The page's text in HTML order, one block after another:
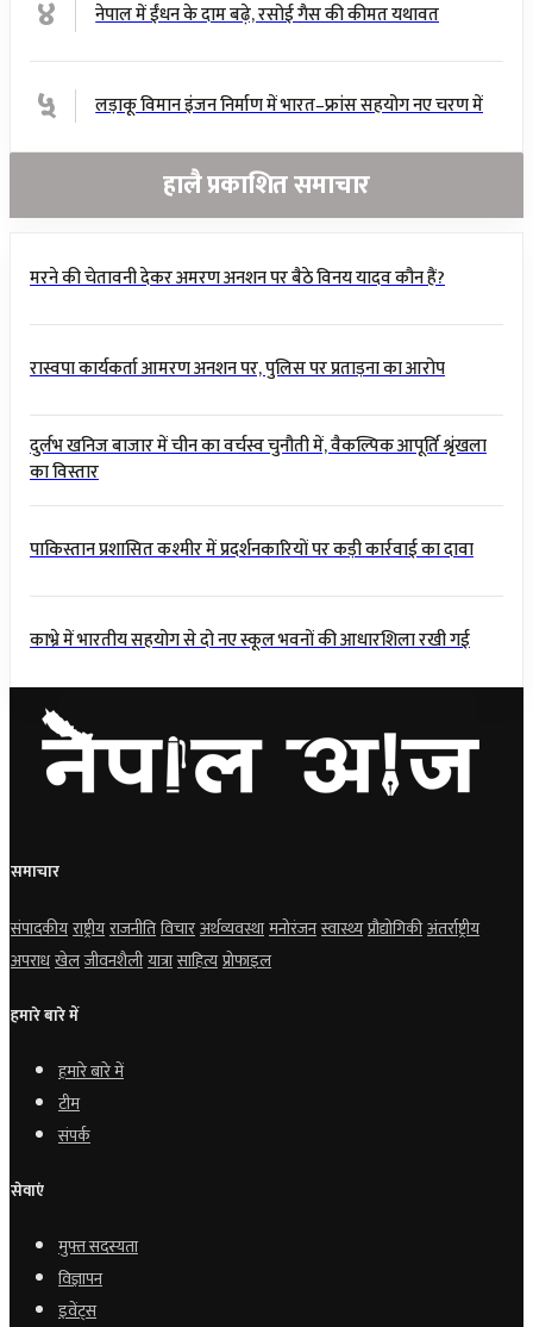
४ नेपाल में ईंधन के दाम बढ़े, रसोई गैस की कीमत यथावत
५ लड़ाकू विमान इंजन निर्माण में भारत–फ्रांस सहयोग नए चरण में
हालै प्रकाशित समाचार
मरने की चेतावनी देकर अमरण अनशन पर बैठे विनय यादव कौन हैं?
रास्वपा कार्यकर्ता आमरण अनशन पर, पुलिस पर प्रताड़ना का आरोप
दुर्लभ खनिज बाजार में चीन का वर्चस्व चुनौती में, वैकल्पिक आपूर्ति श्रृंखला
का विस्तार
पाकिस्तान प्रशासित कश्मीर में प्रदर्शनकारियों पर कड़ी कार्रवाई का दावा
काभ्रे में भारतीय सहयोग से दो नए स्कूल भवनों की आधारशिला रखी गई
समाचार
संपादकीयराष्ट्रीयराजनीतिविचारअर्थव्यवस्थामनोरंजनस्वास्थ्यप्रौद्योगिकीअंतर्राष्ट्रीय
अपराधखेलजीवनशैलीयात्रासाहित्यप्रोफाइल
हमारे बारे में
हमारे बारे में
टीम
संपर्क
सेवाएं
मुफ्त सदस्यता
विज्ञापन
इवेंट्स